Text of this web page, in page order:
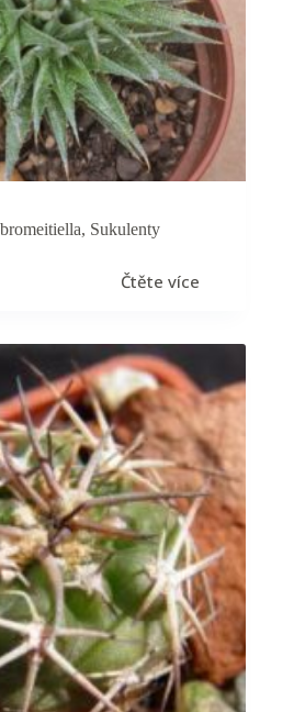
, Sukulenty
Čtěte více